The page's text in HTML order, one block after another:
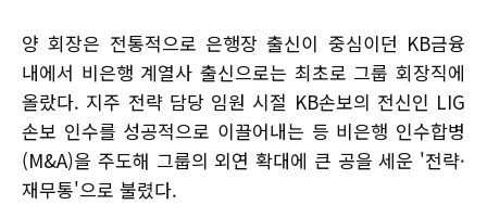
양 회장은 전통적으로 은행장 출신이 중심이던 KB금융
내에서 비은행 계열사 출신으로는 최초로 그룹 회장직에
올랐다. 지주 전략 담당 임원 시절 KB손보의 전신인 LIG
손보 인수를 성공적으로 이끌어내는 등 비은행 인수합병
(M&A)을 주도해 그룹의 외연 확대에 큰 공을 세운 '전략·
재무통'으로 불렸다.